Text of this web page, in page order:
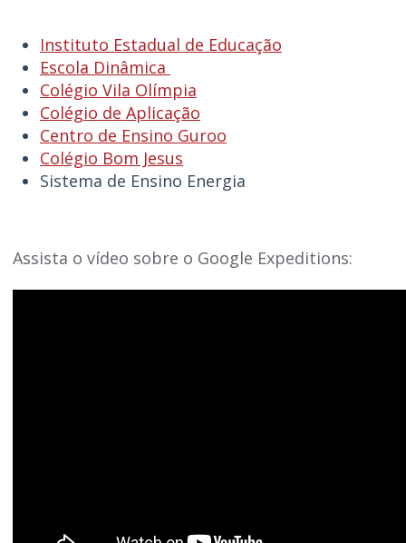
Instituto Estadual de Educação
Escola Dinâmica
Colégio Vila Olímpia
Colégio de Aplicação
Centro de Ensino Guroo
Colégio Bom Jesus
Sistema de Ensino Energia
Assista o vídeo sobre o Google Expeditions: